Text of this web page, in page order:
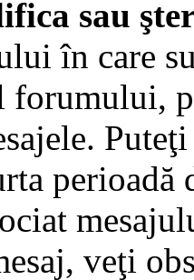
sau
în care
forumului,
perioadă
veţi